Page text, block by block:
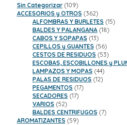
Sin Categorizar 109109
productos
ACCESORIOS y OTROS 362362
productos
ALFOMBRAS Y BURLETES 1515
BALDES Y PALANGANA 1818
CABOS Y SOPAPAS 1313
productos
CEPILLOS y GUANTES 5656
productos
CESTOS DE RESIDUOS 5353
ESCOBAS, ESCOBILLONES y
LAMPAZOS Y MOPAS 4444
productos
PALAS DE RESIDUOS 1212
PEGAMENTOS 1717
SECADORES 1717
VARIOS 5252
productos
BALDES CENTRIFUGOS 77
AROMATIZANTES 5959